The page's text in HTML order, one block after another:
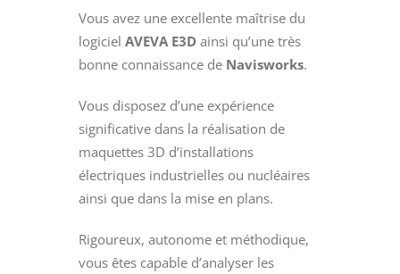
Vous avez une excellente maîtrise du
logicielAVEVA E3D ainsi qu’une très
bonne connaissance de Navisworks.
Vous disposez d’une expérience
significative dans la réalisation de
maquettes 3D d’installations
électriques industrielles ou nucléaires
ainsi que dans la mise en plans.
Rigoureux, autonome et méthodique,
vous êtes capable d’analyser les